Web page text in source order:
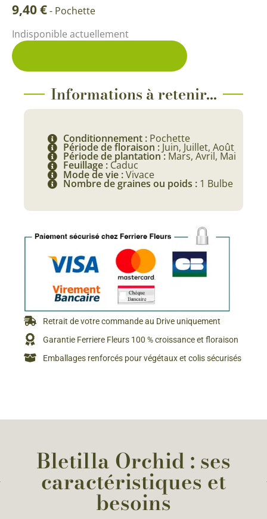
9,40€- Pochette
Indisponible actuellement
Informations à retenir...
Conditionnement : Pochette
Période de floraison : Juin, Juillet, Août
Période de plantation : Mars, Avril, Mai
Feuillage : Caduc
Mode de vie :Vivace
Nombre de graines ou poids : 1 Bulbe
Retrait de votre commande au Drive uniquement
Garantie Ferriere Fleurs 100 % croissance et floraison
Emballages renforcés pour végétaux et colis sécurisés
Bletilla Orchid : ses
caractéristiques et
besoins